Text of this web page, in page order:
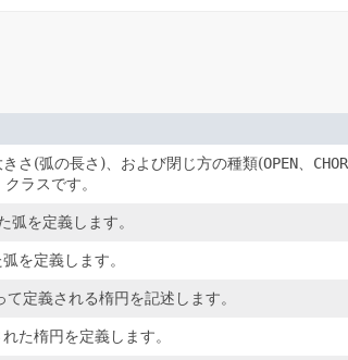
さ(弧の長さ)、および閉じ方の種類(OPEN
ラスです。
弧を定義します。
を定義します。
定義される楕円を記述します。
た楕円を定義します。